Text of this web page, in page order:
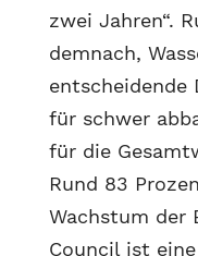
zwei Jahren“.
demnach,
entscheidende
für schwer
für die
Rund 83
Wachstum der
Council ist